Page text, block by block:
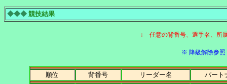
◆◆◆ 競技結果
↓ 任意の背番号、選手名、所
※ 降級解除参照
順位 背番号 リーダー名
パート